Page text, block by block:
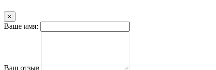
×
Ваше имя:
Ваш отзыв